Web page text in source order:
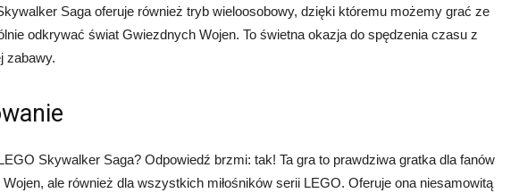
Saga oferuje również tryb wieloosobowy, dzięki któremu możemy grać ze
odkrywać świat Gwiezdnych Wojen. To świetna okazja do spędzenia czasu z
zabawy.
Skywalker Saga? Odpowiedź brzmi: tak! Ta gra to prawdziwa gratka dla fanów
ale również dla wszystkich miłośników serii LEGO. Oferuje ona niesamowitą